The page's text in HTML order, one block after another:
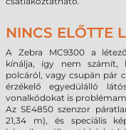
NINCS ELŐTTE
A Zebra MC9300 a
kínálja, így nem számít,
polcáról, vagy csupán pár
érzékelő egyedülálló
vonalkódokat is
Az SE4850 szenzor
21,34 m), és speciális